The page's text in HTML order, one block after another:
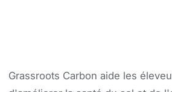
Grassroots Carbon aide les